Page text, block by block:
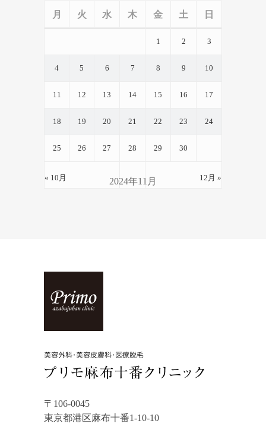
2024年11月
月 火 水 木 金 土 日
« 10月 12月 »
1 2 3
4 5 6 7 8 9 10
11 12 13 14 15 16 17
18 19 20 21 22 23 24
25 26 27 28 29 30
〒106-0045
東京都港区麻布十番1-10-10